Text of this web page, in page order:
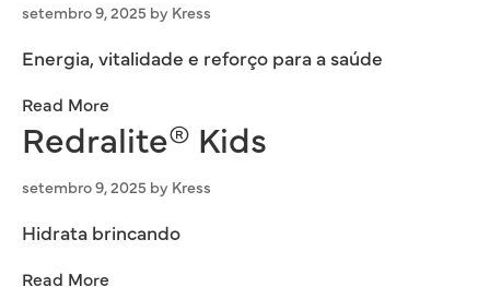
setembro 9, 2025 by Kress
Energia, vitalidade e reforço para a saúde
Read More
Redralite® Kids
setembro 9, 2025 by Kress
Hidrata brincando
Read More